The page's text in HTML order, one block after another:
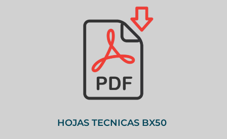
HOJAS TECNICAS BX50